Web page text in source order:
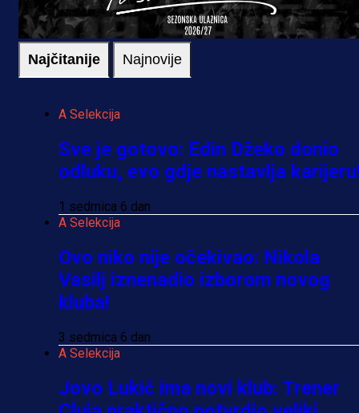
Najčitanije Najnovije
A Selekcija
Sve je gotovo: Edin Džeko donio
odluku, evo gdje nastavlja
1 sedmica 6 dan
A Selekcija
Ovo niko nije očekivao: Nikola
Vasilj iznenadio izborom novog
kluba!
3 sedmica 6 dan
A Selekcija
Jovo Lukić ima novi klub: Trener